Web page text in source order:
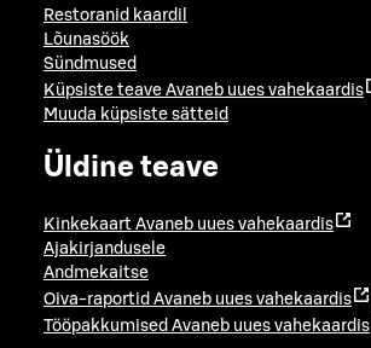
Restoranid kaardil
Lõunasöök
Sündmused
Küpsiste teave Avaneb uues vahekaardis
Muuda küpsiste sätteid
Üldine teave
Kinkekaart Avaneb uues vahekaardis
Ajakirjandusele
Andmekaitse
Oiva-raportid Avaneb uues vahekaardis
Tööpakkumised Avaneb uues vahekaardis